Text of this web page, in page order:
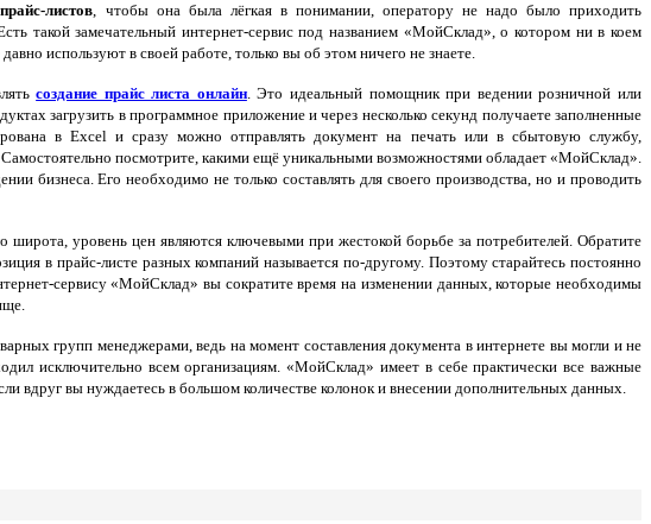
прайс-листов, чтобы она была лёгкая в понимании, оператору не надо было приходить
такой замечательный интернет-сервис под названием «МойСклад», о котором ни в коем
используют в своей работе, только вы об этом ничего не знаете.
создание прайс листа онлайн. Это идеальный помощник при ведении розничной или
загрузить в программное приложение и через несколько секунд получаете заполненные
в Excel и сразу можно отправлять документ на печать или в сбытовую службу,
посмотрите, какими ещё уникальными возможностями обладает «МойСклад».
бизнеса. Его необходимо не только составлять для своего производства, но и проводить
уровень цен являются ключевыми при жестокой борьбе за потребителей. Обратите
в прайс-листе разных компаний называется по-другому. Поэтому старайтесь постоянно
сервису «МойСклад» вы сократите время на изменении данных, которые необходимы
групп менеджерами, ведь на момент составления документа в интернете вы могли и не
исключительно всем организациям. «МойСклад» имеет в себе практически все важные
вдруг вы нуждаетесь в большом количестве колонок и внесении дополнительных данных.